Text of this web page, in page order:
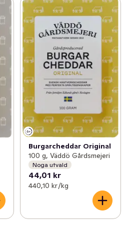
Burgarcheddar Original
100 g, Väddö Gårdsmejeri
Noga utvald
44,01 kr
440,10 kr /kg